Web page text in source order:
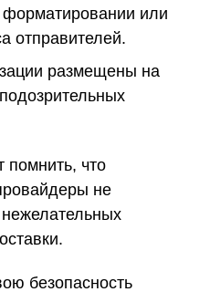
форматировании или
отправителей.
размещены на
помнить, что
не
безопасность